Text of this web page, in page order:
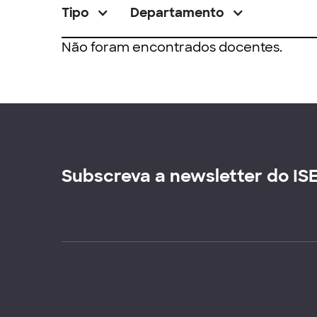
Tipo Departamento
Não foram encontrados docentes.
Subscreva a newsletter do